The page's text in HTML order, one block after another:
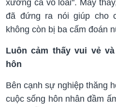
xướng ca vô loài". May
đã đứng ra nói giúp cho
không còn bị ba cấm đoán
Luôn cảm thấy vui vẻ
hôn
Bên cạnh sự nghiệp thăng
cuộc sống hôn nhân đầm